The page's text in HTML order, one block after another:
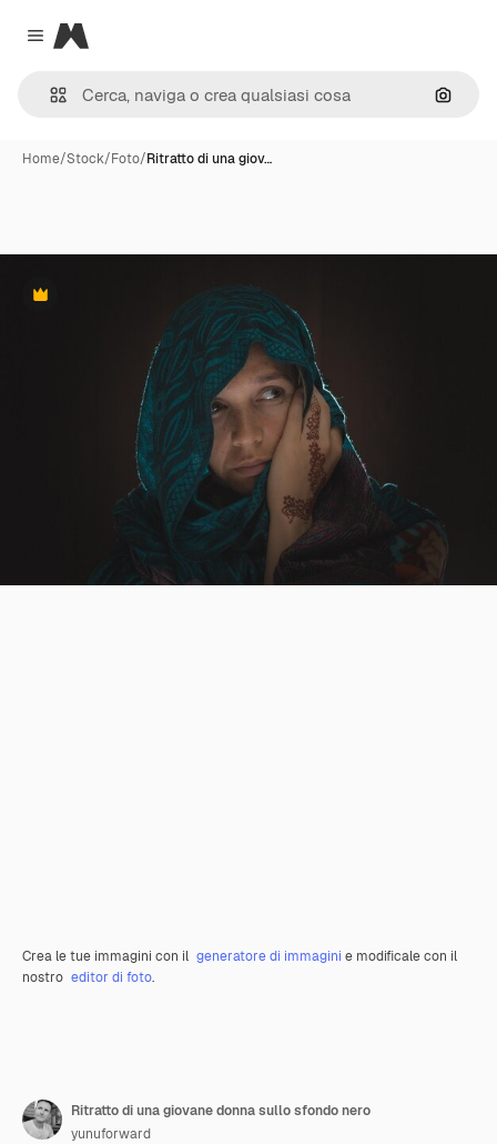
Close menu
Magnific
Cerca
Home/Stock/Foto/Ritratto di una giov…
Premium
Crea le tue immagini con il generatore di immagini e modificale con il
nostro editor di foto.
Ritratto di una giovane donna sullo sfondo nero
yunuforward